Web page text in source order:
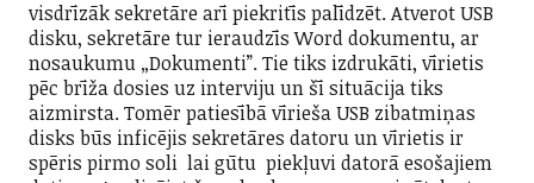
visdrīzāk sekretāre arī piekritīs palīdzēt. Atverot USB
disku, sekretāre tur ieraudzīs Word dokumentu, ar
nosaukumu „Dokumenti”. Tie tiks izdrukāti, vīrietis
pēc brīža dosies uz interviju un šī situācija tiks
aizmirsta. Tomēr patiesībā vīrieša USB zibatmiņas
disks būs inficējis sekretāres datoru un vīrietis ir
spēris pirmo soli lai gūtu piekļuvi datorā esošajiem